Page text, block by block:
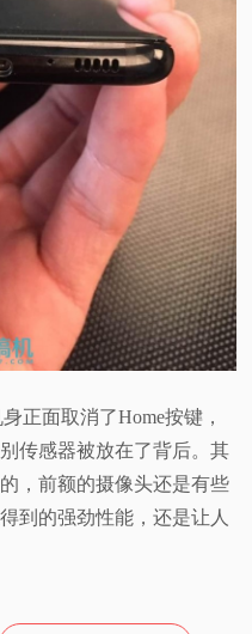
正面取消了Home按键，
传感器被放在了背后。其
，前额的摄像头还是有些
到的强劲性能，还是让人